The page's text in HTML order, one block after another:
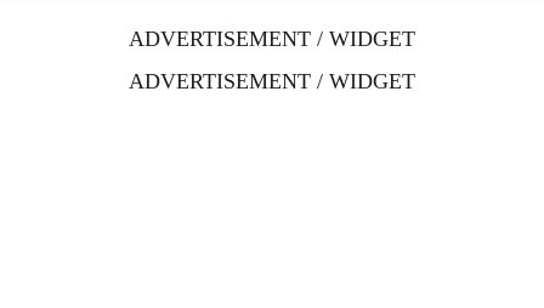
ADVERTISEMENT / WIDGET
ADVERTISEMENT / WIDGET